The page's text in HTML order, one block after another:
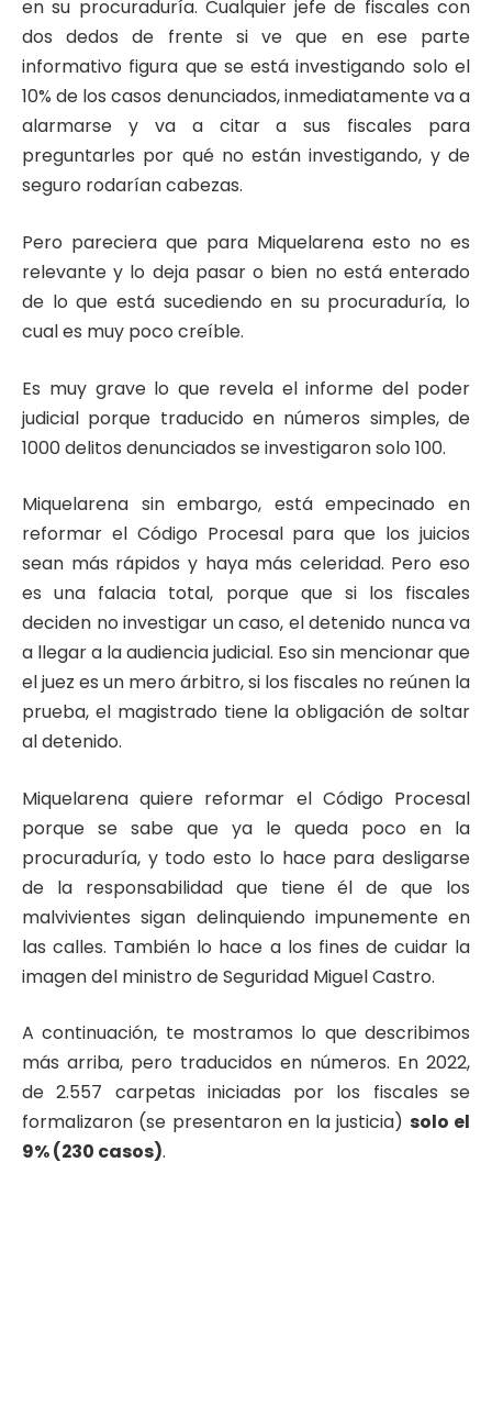
en su procuraduría. Cualquier jefe de fiscales con
dos dedos de frente si ve que en ese parte
informativo figura que se está investigando solo el
10% de los casos denunciados, inmediatamente va a
alarmarse y va a citar a sus fiscales para
preguntarles por qué no están investigando, y de
seguro rodarían cabezas.
Pero pareciera que para Miquelarena esto no es
relevante y lo deja pasar o bien no está enterado
de lo que está sucediendo en su procuraduría, lo
cual es muy poco creíble.
Es muy grave lo que revela el informe del poder
judicial porque traducido en números simples, de
1000 delitos denunciados se investigaron solo 100.
Miquelarena sin embargo, está empecinado en
reformar el Código Procesal para que los juicios
sean más rápidos y haya más celeridad. Pero eso
es una falacia total, porque que si los fiscales
deciden no investigar un caso, el detenido nunca va
a llegar a la audiencia judicial. Eso sin mencionar que
el juez es un mero árbitro, si los fiscales no reúnen la
prueba, el magistrado tiene la obligación de soltar
al detenido.
Miquelarena quiere reformar el Código Procesal
porque se sabe que ya le queda poco en la
procuraduría, y todo esto lo hace para desligarse
de la responsabilidad que tiene él de que los
malvivientes sigan delinquiendo impunemente en
las calles. También lo hace a los fines de cuidar la
imagen del ministro de Seguridad Miguel Castro.
A continuación, te mostramos lo que describimos
más arriba, pero traducidos en números. En 2022,
de 2.557 carpetas iniciadas por los fiscales se
formalizaron (se presentaron en la justicia) solo el
9% (230 casos).